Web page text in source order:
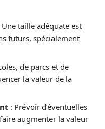
Une taille adéquate est
futurs, spécialement
de parcs et de
la valeur de la
: Prévoir d’éventuelles
augmenter la valeur